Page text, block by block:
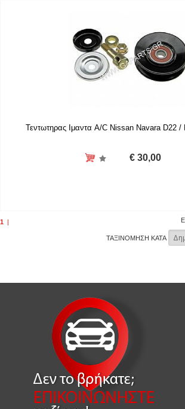
Τεντωτηρας Ιμαντα A/C Nissan Navara D22 /
€ 30,00
1 |
ΤΑΞΙΝΟΜΗΣΗ ΚΑΤΑ